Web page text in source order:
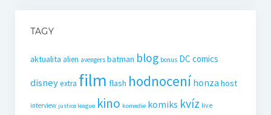
TAGY
aktualita alien avengers batman blog bonus DC comics
disneyextra film flash hodnocení honza host
interview justice league kino komedie komiks kvíz live